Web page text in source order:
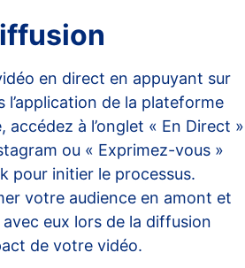
en direct en appuyant sur
l’application de la plateforme
accédez à l’onglet « En Direct »
ou « Exprimez-vous »
pour initier le processus.
votre audience en amont et
eux lors de la diffusion
de votre vidéo.